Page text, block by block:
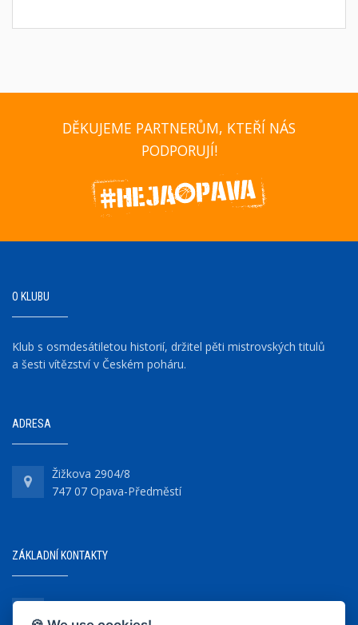
DĚKUJEME PARTNERŮM, KTEŘÍ NÁS
PODPORUJÍ!
O KLUBU
Klub s osmdesátiletou historií, držitel pěti mistrovských titulů
a šesti vítězství v Českém poháru.
ADRESA
Žižkova 2904/8
747 07 Opava-Předměstí
ZÁKLADNÍ KONTAKTY
+420 737 218 679